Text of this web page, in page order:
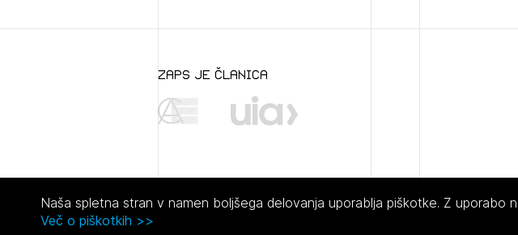
zaps je članica
Naša spletna stran v namen boljšega delovanja uporablja piškotke. Z uporabo
Več o piškotkih >>